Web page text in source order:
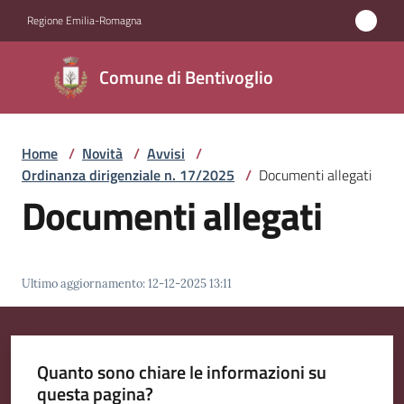
Regione Emilia-Romagna
Comune di Bentivoglio
Comune di
Bentivoglio
Amministrazione
Novità
Menu selezionato
Vivere
Bentivoglio
Home / Novità / Avvisi /
Ordinanza dirigenziale n. 17/2025 / Documenti allegati
Documenti allegati
Ultimo aggiornamento:12-12-2025 13:11
Quanto sono chiare le informazioni su
questa pagina?